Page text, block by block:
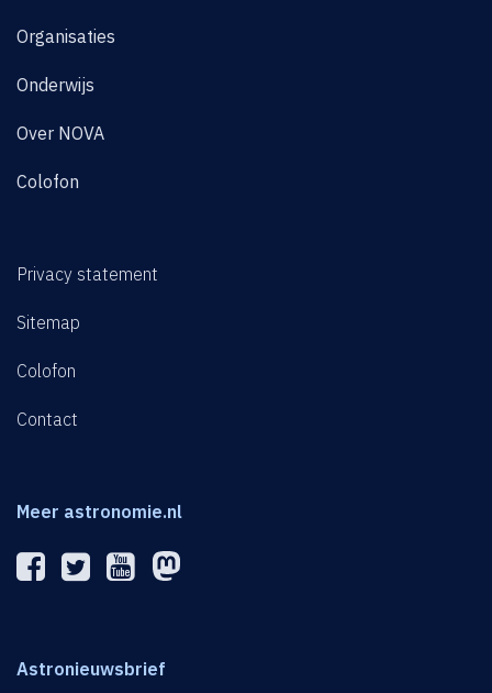
Organisaties
Onderwijs
Over NOVA
Colofon
Privacy statement
Sitemap
Colofon
Contact
Meer astronomie.nl
Astronieuwsbrief